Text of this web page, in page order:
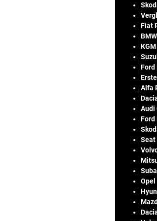
Fiat
Ford
Alfa
Audi
Ford
Seat